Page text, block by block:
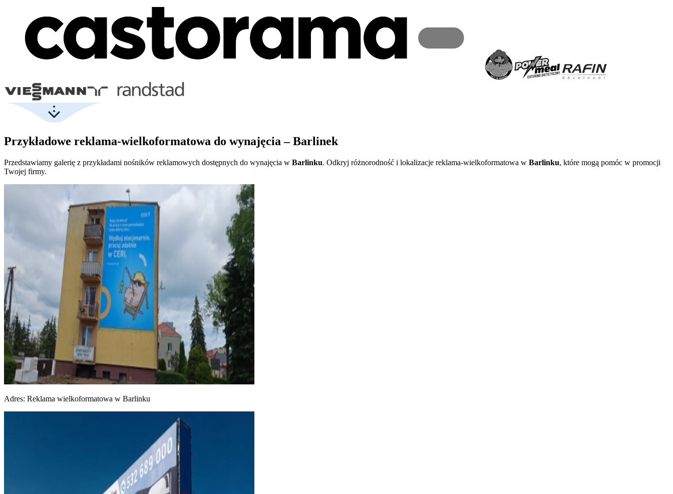
Przykładowe reklama-wielkoformatowa do wynajęcia – Barlinek
Przedstawiamy galerię z przykładami nośników reklamowych dostępnych do wynajęcia w Barlinku. Odkryj różnorodność i lokalizacje reklama-wielkoformatowa w Barlinku, które mogą pomóc w promocji
Twojej firmy.
Adres: Reklama wielkoformatowa w Barlinku